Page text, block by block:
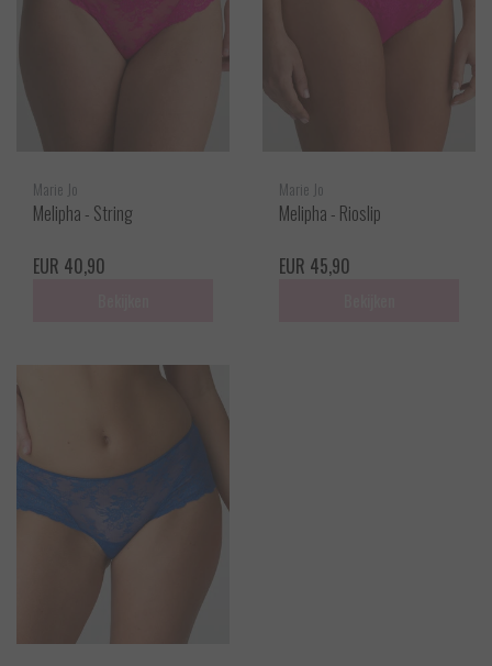
Marie Jo
Melipha - String
EUR 40,90
Marie Jo
Melipha - Rioslip
EUR 45,90